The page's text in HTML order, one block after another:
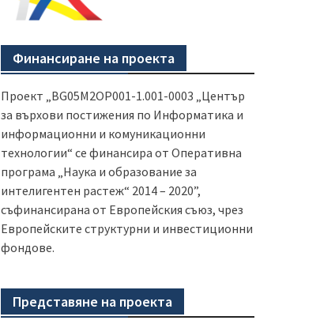
Финансиране на проекта
Проект „BG05M2OP001-1.001-0003 „Център
за върхови постижения по Информатика и
информационни и комуникационни
технологии“ се финансира от Оперативна
програма „Наука и образование за
интелигентен растеж“ 2014 – 2020”,
съфинансирана от Европейския съюз, чрез
Европейските структурни и инвестиционни
фондове.
Представяне на проекта